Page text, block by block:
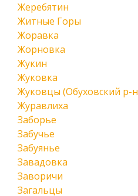
Жеребятин
Житные Горы
Жоравка
Жорновка
Жукин
Жуковка
Жуковцы (Обуховский р-
Журавлиха
Заборье
Забучье
Забуянье
Завадовка
Заворичи
Загальцы